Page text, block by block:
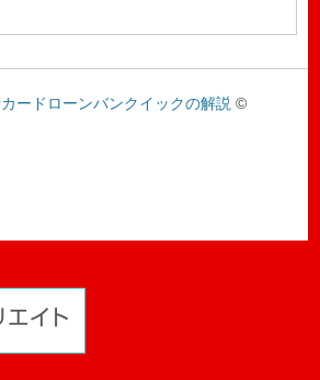
ードローンバンクイックの解説 ©